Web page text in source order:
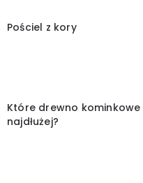
Pościel z kory
Które drewno kominkowe
najdłużej?